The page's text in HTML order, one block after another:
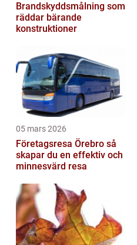
Brandskyddsmålning som
räddar bärande
konstruktioner
05 mars 2026
Företagsresa Örebro så
skapar du en effektiv och
minnesvärd resa